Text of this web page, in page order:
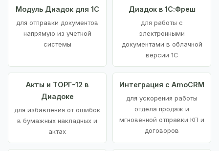
Модуль Диадок для 1С
для отправки документов
напрямую из учетной
системы
Диадок в 1С:Фреш
для работы с
электронными
документами в облачной
версии 1С
Акты и ТОРГ-12 в
Диадоке
для избавления от ошибок
в бумажных накладных и
актах
Интеграция с AmoCRM
для ускорения работы
отдела продаж и
мгновенной отправки КП и
договоров